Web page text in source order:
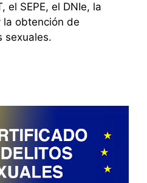
el SEPE, el DNIe, la
la obtención de
sexuales.